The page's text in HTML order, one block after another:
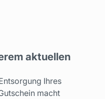
aktuellen
Ihres
macht